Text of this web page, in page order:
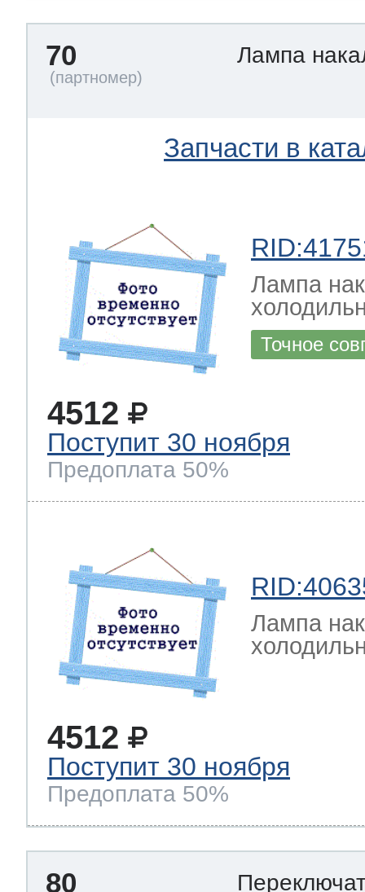
70 Лампа
Запчасти в
Лампа
Точное
4512
Поступит 30 ноября
Предоплата 50%
Лампа
4512
Поступит 30 ноября
Предоплата 50%
80